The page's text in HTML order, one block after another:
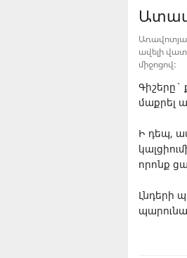
ավելի
միջոցով:
Գիշերը`
մաքրել
Ի դեպ,
որոնք
Լնդերի